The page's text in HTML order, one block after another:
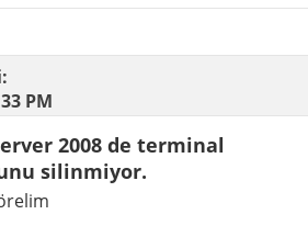
PM
2008 de terminal
silinmiyor.